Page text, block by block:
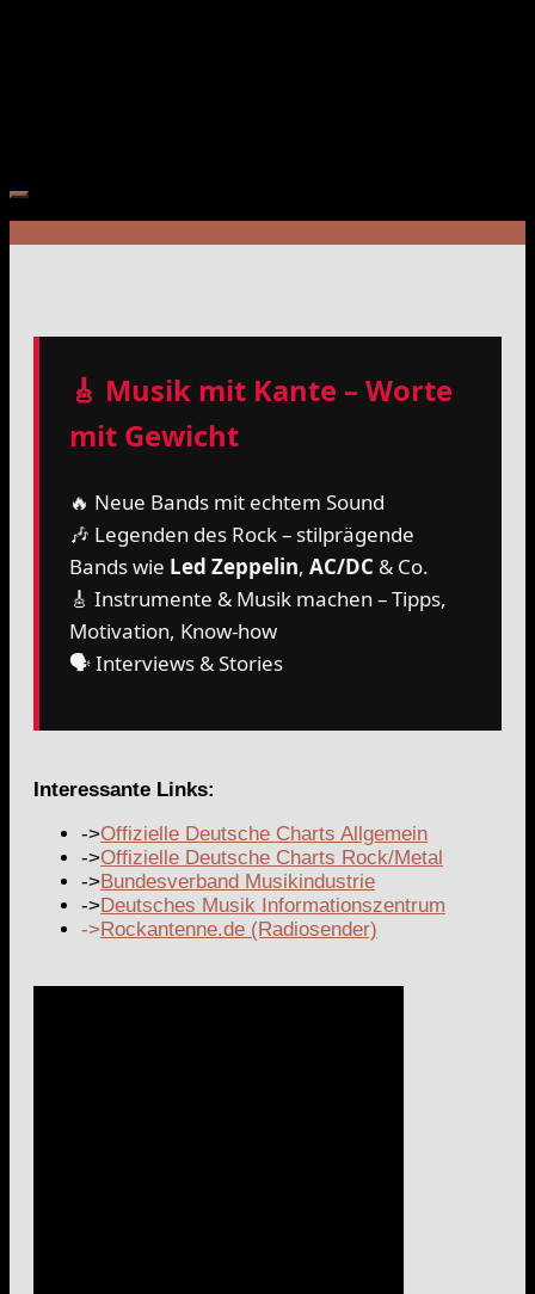
🎸 Musik mit Kante – Worte
mit Gewicht
🔥 Neue Bands mit echtem Sound
🎶 Legenden des Rock – stilprägende
Bands wie Led Zeppelin,AC/DC & Co.
🎸 Instrumente & Musik machen – Tipps,
Motivation, Know-how
🗣️ Interviews & Stories
Interessante Links:
->Offizielle Deutsche Charts Allgemein
->Offizielle Deutsche Charts Rock/Metal
->Bundesverband Musikindustrie
->Deutsches Musik Informationszentrum
->Rockantenne.de (Radiosender)